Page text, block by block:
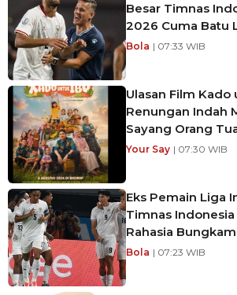
Besar Timnas
2026 Cuma Batu
Bola | 07:33 WIB
Ulasan Film Kado
Renungan Indah
Sayang Orang
Your Say | 07:30 WIB
Eks Pemain Liga
Timnas
Rahasia
Bola | 07:23 WIB